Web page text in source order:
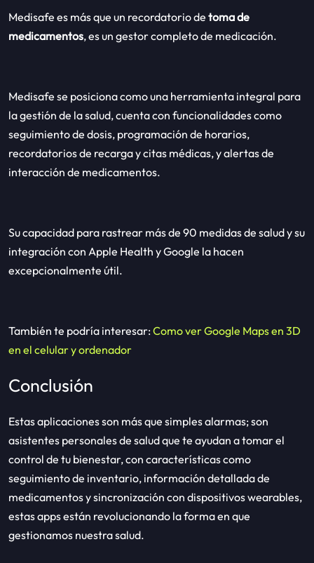
Medisafe es más que un recordatorio de toma de
medicamentos, es un gestor completo de medicación.
Medisafe se posiciona como una herramienta integral para
la gestión de la salud, cuenta con funcionalidades como
seguimiento de dosis, programación de horarios,
recordatorios de recarga y citas médicas, y alertas de
interacción de medicamentos.
Su capacidad para rastrear más de 90 medidas de salud y su
integración con Apple Health y Google la hacen
excepcionalmente útil.
También te podría interesar: Como ver Google Maps en 3D
en el celular y ordenador
Conclusión
Estas aplicaciones son más que simples alarmas; son
asistentes personales de salud que te ayudan a tomar el
control de tu bienestar, con características como
seguimiento de inventario, información detallada de
medicamentos y sincronización con dispositivos wearables,
estas apps están revolucionando la forma en que
gestionamos nuestra salud.